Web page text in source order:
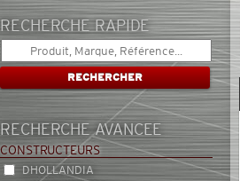
RECHERCHE RAPIDE
RECHERCHE AVANCEE
CONSTRUCTEURS
DHOLLANDIA